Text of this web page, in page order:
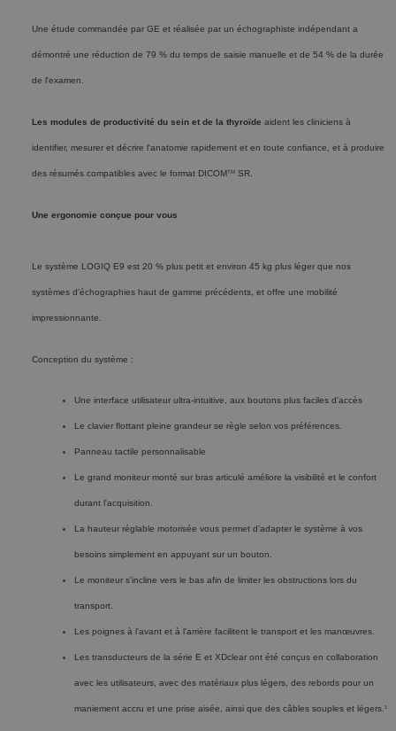
Une étude commandée par GE et réalisée par un échographiste indépendant a
démontré une réduction de 79 % du temps de saisie manuelle et de 54 % de la durée
de l'examen.
Les modules de productivité du sein et de la thyroïde aident les cliniciens à
identifier, mesurer et décrire l'anatomie rapidement et en toute confiance, et à produire
des résumés compatibles avec le format DICOMTM SR.
Une ergonomie conçue pour vous
Le système LOGIQ E9 est 20 % plus petit et environ 45 kg plus léger que nos
systèmes d’échographies haut de gamme précédents, et offre une mobilité
impressionnante.
Conception du système :
Une interface utilisateur ultra-intuitive, aux boutons plus faciles d'accès
Le clavier flottant pleine grandeur se règle selon vos préférences.
Panneau tactile personnalisable
Le grand moniteur monté sur bras articulé améliore la visibilité et le confort
durant l'acquisition.
La hauteur réglable motorisée vous permet d’adapter le système à vos
besoins simplement en appuyant sur un bouton.
Le moniteur s'incline vers le bas afin de limiter les obstructions lors du
transport.
Les poignes à l'avant et à l'arrière facilitent le transport et les manœuvres.
Les transducteurs de la série E et XDclear ont été conçus en collaboration
avec les utilisateurs, avec des matériaux plus légers, des rebords pour un
maniement accru et une prise aisée, ainsi que des câbles souples et légers.1